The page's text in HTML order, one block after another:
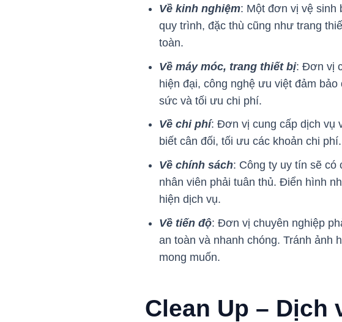
Về kinh nghiệm: Một đơn vị vệ sinh
quy trình, đặc thù cũng như trang
toàn.
Về máy móc, trang thiết bị: Đơn vị
hiện đại, công nghệ ưu việt đảm
sức và tối ưu chi phí.
Về chi phí: Đơn vị cung cấp dịch vụ
biết cân đối, tối ưu các khoản chi phí.
Về chính sách: Công ty uy tín sẽ có
nhân viên phải tuân thủ. Điển hình
hiện dịch vụ.
Về tiến độ: Đơn vị chuyên nghiệp
an toàn và nhanh chóng. Tránh ảnh
mong muốn.
Clean Up –